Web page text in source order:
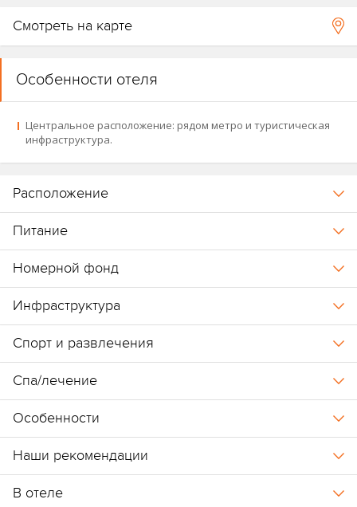
Смотреть на карте
Особенности отеля
Центральное расположение: рядом метро и туристическая
инфраструктура.
Расположение
Питание
Номерной фонд
Инфраструктура
Спорт и развлечения
Спа/лечение
Особенности
Наши рекомендации
В отеле